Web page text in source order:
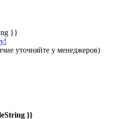
}}
уточняйте у менеджеров)
}}